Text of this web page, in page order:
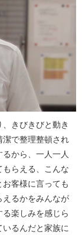
きびきびと動き
潔で整理整頓され
から、一人一人
らえる、こんな
客様に言っても
えるかをみんなが
楽しみを感じら
るんだと家族に